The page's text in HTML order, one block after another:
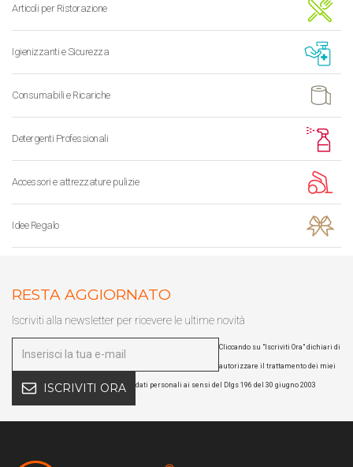
Articoli per Ristorazione
Igienizzanti e Sicurezza
Consumabili e Ricariche
Detergenti Professionali
Accessori e attrezzature pulizie
Idee Regalo
RESTA AGGIORNATO
Iscriviti alla newsletter per ricevere le ultime novità
ISCRIVITI ORA
Cliccando su "Iscriviti Ora" dichiari di
autorizzare il trattamento dei miei
dati personali ai sensi del Dlgs 196 del 30 giugno 2003